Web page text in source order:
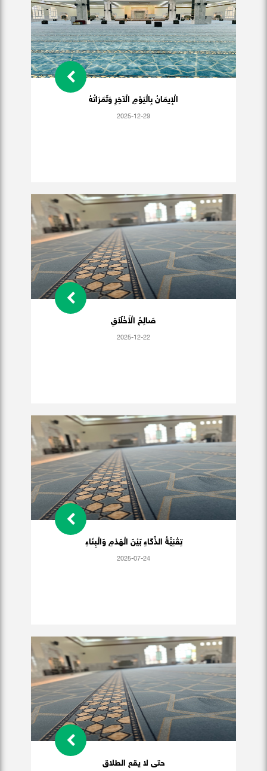
الْإيمَانُ بِالْيَوْمِ الْآخِرِ وَثَمَرَاتُهُ
2025-12-29
صَالِحُ الْأَخْلَاَقِ
2025-12-22
تِقْنِيَّةُ الذَّكَاءِ بَيْنَ الْهَدْمِ وَالْبِنَاءِ
2025-07-24
حتى لا يقع الطلاق